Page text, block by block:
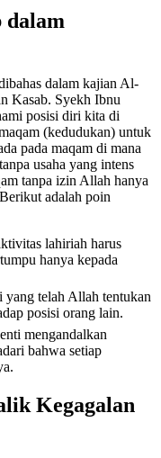
dalam
dalam kajian Al-
Kasab. Syekh Ibnu
posisi diri kita di
(kedudukan) untuk
pada maqam di mana
usaha yang intens
tanpa izin Allah hanya
adalah poin
lahiriah harus
hanya kepada
yang telah Allah tentukan
posisi orang lain.
mengandalkan
bahwa setiap
Kegagalan